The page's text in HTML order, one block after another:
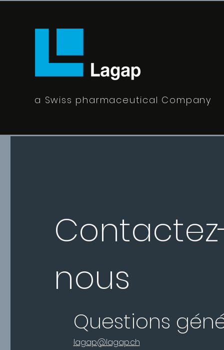
a Swiss pharmaceutical Company
nous
Questions
lagap@lagap.ch